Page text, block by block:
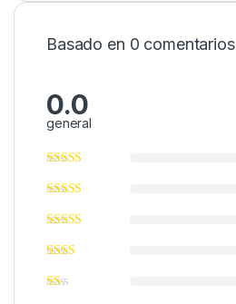
Basado en 0 comentarios
0.0
general